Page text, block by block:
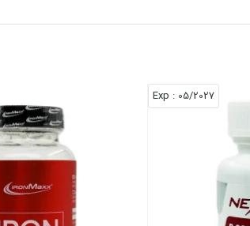
05/2027
: Exp